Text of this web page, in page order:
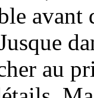
avant
au